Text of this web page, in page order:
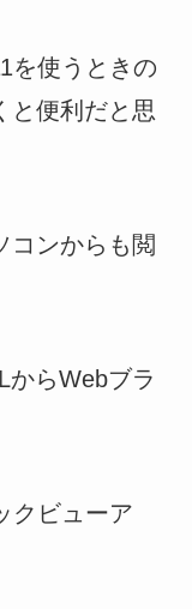
を使うときの
と便利だと思
コンからも閲
からWebブラ
クビューア